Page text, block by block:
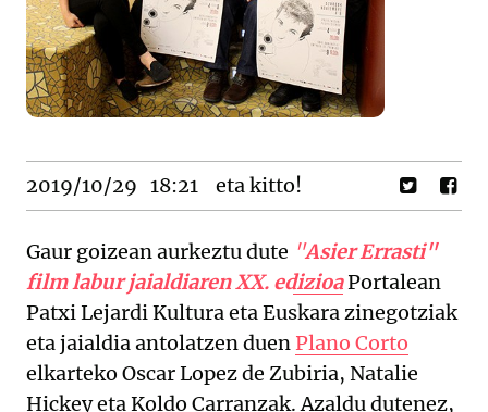
2019/10/29 18:21 eta kitto!
Gaur goizean aurkeztu dute "Asier Errasti"
film labur jaialdiaren XX. edizioaPortalean
Patxi Lejardi Kultura eta Euskara zinegotziak
eta jaialdia antolatzen duen Plano Corto
elkarteko Oscar Lopez de Zubiria, Natalie
Hickey eta Koldo Carranzak. Azaldu dutenez,